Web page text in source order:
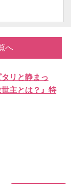
へ
タリと静まっ
主とは？』特